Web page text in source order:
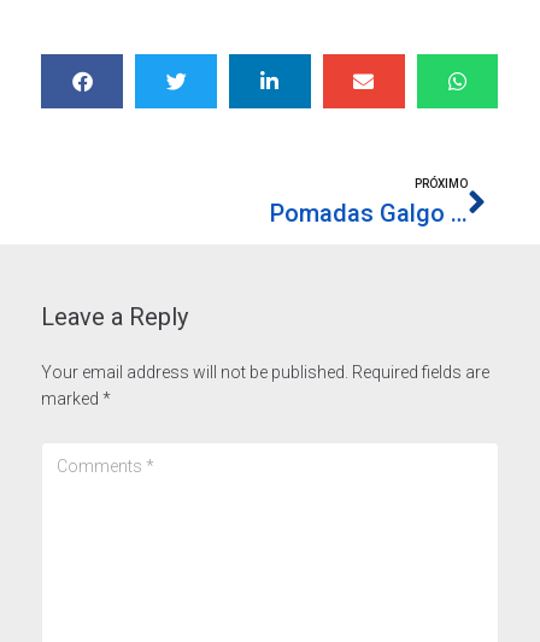
PRÓXIMO
Pomadas Galgo – Tratamento Calçado e Marroquinaria
Leave a Reply
Your email address will not be published. Required fields are
marked*